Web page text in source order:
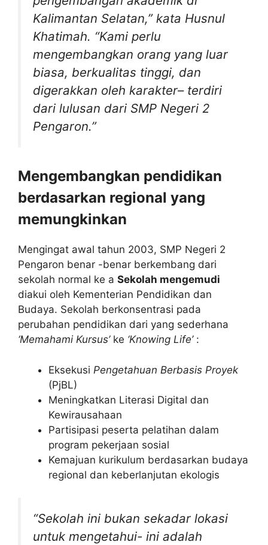
Kalimantan Selatan,” kata Husnul
Khatimah. “Kami perlu
mengembangkan orang yang luar
biasa, berkualitas tinggi, dan
digerakkan oleh karakter– terdiri
dari lulusan dari SMP Negeri 2
Pengaron.”
Mengembangkan pendidikan
berdasarkan regional yang
memungkinkan
Mengingat awal tahun 2003, SMP Negeri 2
Pengaron benar -benar berkembang dari
sekolah normal ke a Sekolah mengemudi
diakui oleh Kementerian Pendidikan dan
Budaya. Sekolah berkonsentrasi pada
perubahan pendidikan dari yang sederhana
‘Memahami Kursus’ ke ‘Knowing Life’ :
Eksekusi Pengetahuan Berbasis Proyek
(PjBL)
Meningkatkan Literasi Digital dan
Kewirausahaan
Partisipasi peserta pelatihan dalam
program pekerjaan sosial
Kemajuan kurikulum berdasarkan budaya
regional dan keberlanjutan ekologis
“Sekolah ini bukan sekadar lokasi
untuk mengetahui- ini adalah